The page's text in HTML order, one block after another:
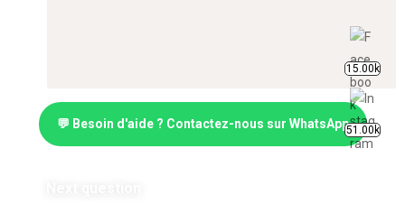
💬 Besoin d'aide ? Contactez-nous sur WhatsApp
15.00k
51.00k